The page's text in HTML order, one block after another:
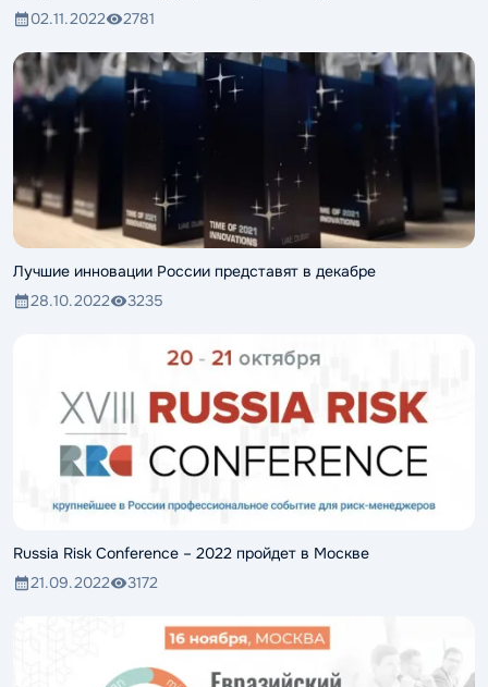
02.11.2022
2781
Лучшие инновации России представят в декабре
28.10.2022
3235
Russia Risk Conference – 2022 пройдет в Москве
21.09.2022
3172